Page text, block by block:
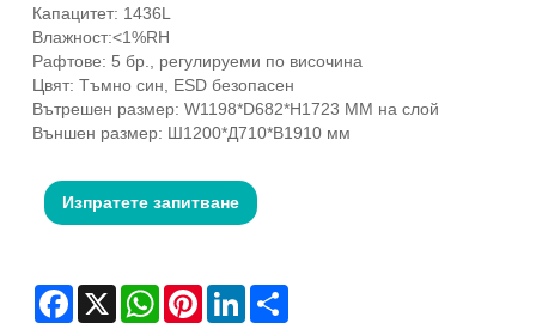
Капацитет: 1436L
Влажност:<1%RH
Рафтове: 5 бр., регулируеми по височина
Цвят: Тъмно син, ESD безопасен
Вътрешен размер: W1198*D682*H1723 MM на слой
Външен размер: Ш1200*Д710*В1910 мм
Изпратете запитване
Facebook
X WhatsAppPinterestLinkedIn